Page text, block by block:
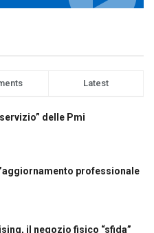
Latest
delle Pmi
professionale
il negozio fisico “sfida”